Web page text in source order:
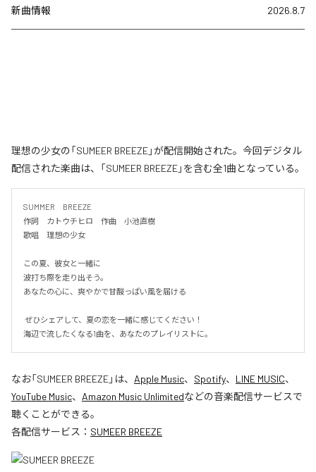
新曲情報 2026.8.7
理想の少女の「SUMEER BREEZE」が配信開始された。今回デジタル
配信された楽曲は、「SUMEER BREEZE」を含む全1曲となっている。
SUMMER　BREEZE
作詞　カトウチヒロ　作曲　小池直樹
歌唱　理想の少女
この夏、彼女と一緒に
波打ち際を走り出そう。
あなたの心に、爽やかで甘酸っぱい風を届ける
海辺で流したくなる1曲を、あなたのプレイリストに。
なお「SUMEER BREEZE」は、 Apple Music、 Spotify、 LINE MUSIC、
YouTube Music、 Amazon Music Unlimitedなどの音楽配信サービスで
聴くことができる。
各配信サービス： SUMEER BREEZE